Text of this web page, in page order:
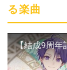
る楽曲